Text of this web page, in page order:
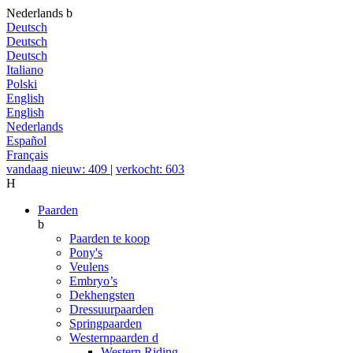
Nederlands b
Deutsch
Deutsch
Deutsch
Italiano
Polski
English
English
Nederlands
Español
Français
vandaag nieuw: 409 | verkocht: 603
H
Paarden
b
Paarden te koop
Pony's
Veulens
Embryo’s
Dekhengsten
Dressuurpaarden
Springpaarden
Westernpaarden d